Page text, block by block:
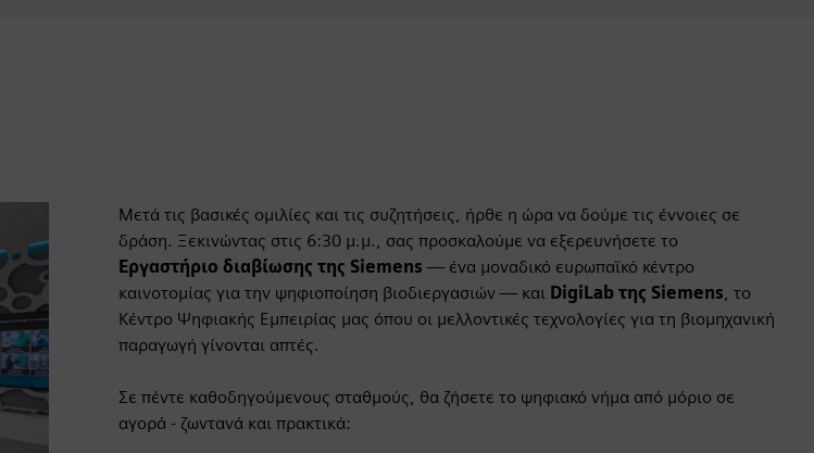
Μετά τις βασικές ομιλίες και τις συζητήσεις, ήρθε η ώρα να δούμε τις έννοιες σε
δράση. Ξεκινώντας στις 6:30 μ.μ., σας προσκαλούμε να εξερευνήσετε το
Εργαστήριο διαβίωσης της Siemens — ένα μοναδικό ευρωπαϊκό κέντρο
καινοτομίας για την ψηφιοποίηση βιοδιεργασιών — και DigiLab της Siemens , το
Κέντρο Ψηφιακής Εμπειρίας μας όπου οι μελλοντικές τεχνολογίες για τη βιομηχανική
παραγωγή γίνονται απτές.
Σε πέντε καθοδηγούμενους σταθμούς, θα ζήσετε το ψηφιακό νήμα από μόριο σε
αγορά - ζωντανά και πρακτικά: